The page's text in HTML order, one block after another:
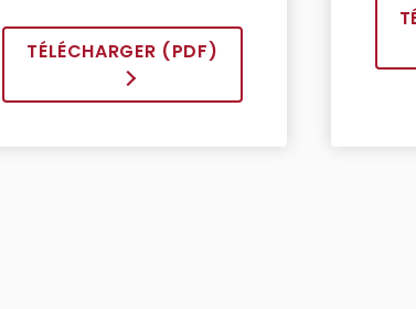
TÉLÉCHARGER (PDF)